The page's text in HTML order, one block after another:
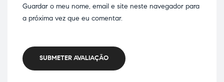
Guardar o meu nome, email e site neste navegador para
a próxima vez que eu comentar.
SUBMETER AVALIAÇÃO